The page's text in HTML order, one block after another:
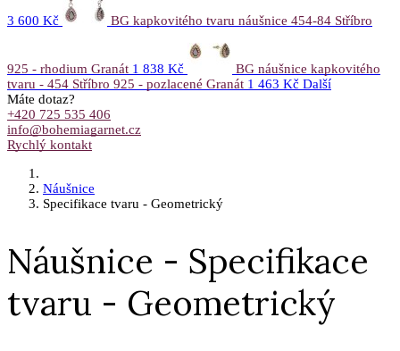
3 600 Kč BG kapkovitého tvaru náušnice 454-84 Stříbro
925 - rhodium Granát 1 838 Kč
BG náušnice kapkovitého
tvaru - 454 Stříbro 925 - pozlacené Granát 1 463 Kč Další
Máte dotaz?
+420 725 535 406
info@bohemiagarnet.cz
Rychlý kontakt
Náušnice
Specifikace tvaru - Geometrický
Náušnice - Specifikace
tvaru - Geometrický